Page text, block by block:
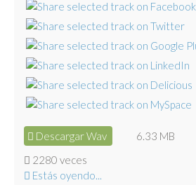
Descargar Wav
6.33 MB
2280 veces
Estás oyendo...